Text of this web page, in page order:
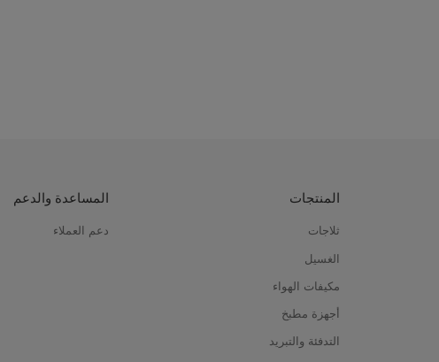
المنتجات
ثلاجات
الغسيل
مكيفات الهواء
أجهزة مطبخ
التدفئة والتبريد
المساعدة والدعم
دعم العملاء